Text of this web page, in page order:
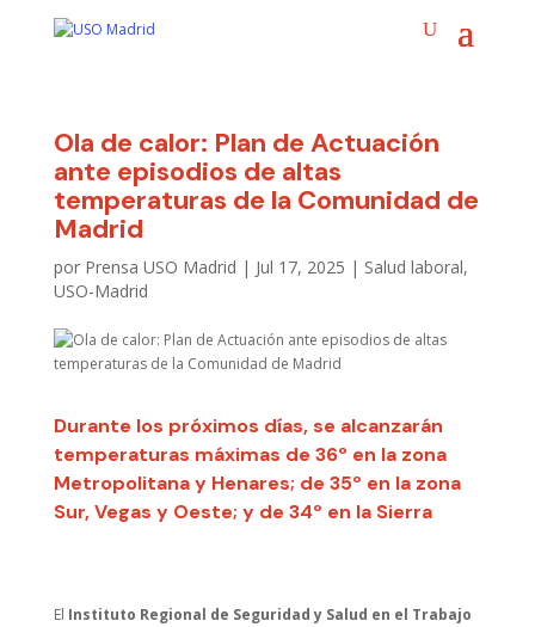
Ola de calor: Plan de Actuación
ante episodios de altas
temperaturas de la Comunidad de
Madrid
por Prensa USO Madrid | Jul 17, 2025 | Salud laboral,
USO-Madrid
Durante los próximos días, se alcanzarán
temperaturas máximas de 36º en la zona
Metropolitana y Henares; de 35º en la zona
Sur, Vegas y Oeste; y de 34º en la Sierra
El Instituto Regional de Seguridad y Salud en el Trabajo